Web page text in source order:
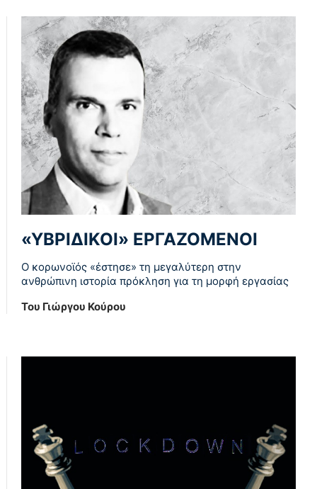
«ΥΒΡΙΔΙΚΟΙ» ΕΡΓΑΖΟΜΕΝΟΙ
Ο κορωνοϊός «έστησε» τη μεγαλύτερη στην
ανθρώπινη ιστορία πρόκληση για τη μορφή εργασίας
Του Γιώργου Κούρου